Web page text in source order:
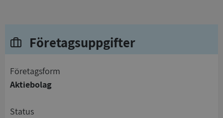
Företagsuppgifter
företagsform
Aktiebolag
status